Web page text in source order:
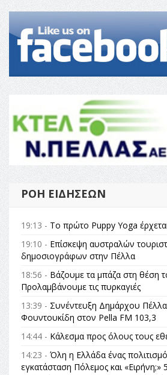
ΡΟΉ ΕΙΔΉΣΕΩΝ
19:13 - Το πρώτο Puppy Yoga
19:10 - Επίσκεψη αυστραλών
δημοσιογράφων στην Πέλλα
18:56 - Βάζουμε τα μπάζα στη θέση
Προλαμβάνουμε τις πυρκαγιές
13:39 - Συνέντευξη Δημάρχου
Φουντουκίδη στον Pella FM 103,3
14:44 - Κάλεσμα προς όλους τους
14:23 - Όλη η Ελλάδα ένας
εγκατάσταση Πόλεμος και